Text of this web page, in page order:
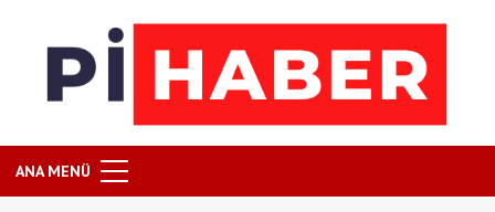
ANA MENÜ